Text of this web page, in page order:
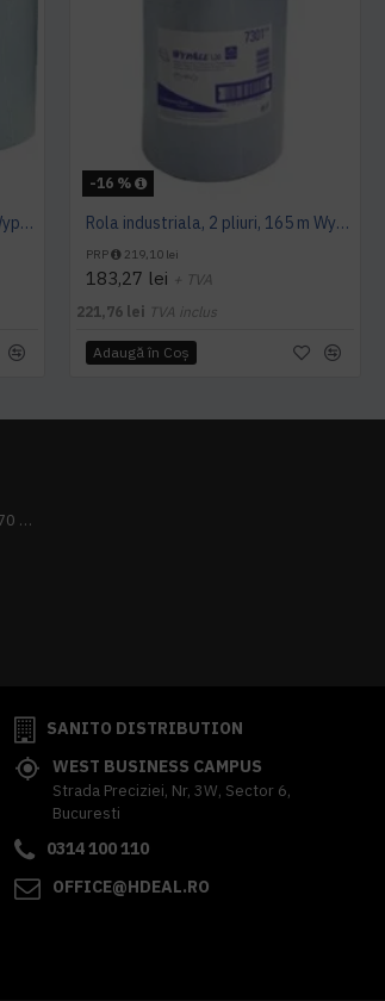
Rola industriala, 1 pliu, 240 m Wypall L20
-16 %
Rola industriala, 2 pliuri, 165 m Wypall L30, Kimberly Clark
PRP 219,10 lei
183,27 lei + TVA
221,76 lei TVA inclus
Adaugă în Coş
Pachet 10 prosoape 70 x 140cm 9 + 1 gratuit
SANITO DISTRIBUTION
WEST BUSINESS CAMPUS
Strada Preciziei, Nr, 3W, Sector 6,
Bucuresti
0314 100 110
OFFICE@HDEAL.RO